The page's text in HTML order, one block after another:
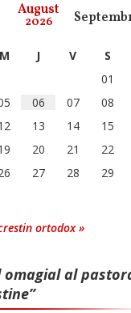
August
2026
M J V S
01
06 07 08
13 14 15
20 21 22
27 28 29
ortodox »
omagial al